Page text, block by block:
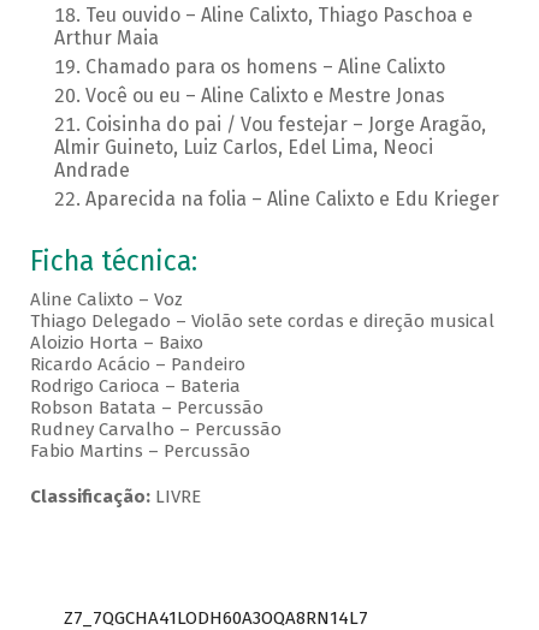
Teu ouvido – Aline Calixto, Thiago Paschoa e
Arthur Maia
Chamado para os homens – Aline Calixto
Você ou eu – Aline Calixto e Mestre Jonas
Coisinha do pai / Vou festejar – Jorge Aragão,
Almir Guineto, Luiz Carlos, Edel Lima, Neoci
Andrade
Aparecida na folia – Aline Calixto e Edu Krieger
Ficha técnica:
Aline Calixto – Voz
Thiago Delegado – Violão sete cordas e direção musical
Aloizio Horta – Baixo
Ricardo Acácio – Pandeiro
Rodrigo Carioca – Bateria
Robson Batata – Percussão
Rudney Carvalho – Percussão
Fabio Martins – Percussão
Classificação:LIVRE
Z7_7QGCHA41LODH60A3OQA8RN14L7